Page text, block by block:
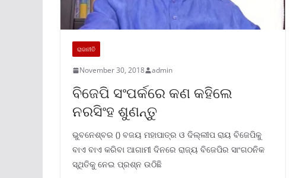
ରାଜନୀତି
November 30, 2018 admin
ବିଜେପି ସଂପର୍କରେ କଣ କହିଲେ
ନରସିଂହ ଶୁଣନ୍ତୁ
ଭୁବନେଶ୍ବର () ବଜୟ ମହାପାତ୍ର ଓ ଦିଲ୍ଲୀପ ରାୟ ବିଜେପିକୁ
ବାଏ ବାଏ କରିବା ଆଗାମୀ ଦିନରେ ରାଜ୍ୟ ବିଜେପିର ସାଂଗଠନିକ
ସ୍ଥିତିକୁ ନେଇ ପ୍ରଶ୍ନ ଉଠିଛି